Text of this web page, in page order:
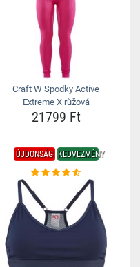
Craft W Spodky Active
Extreme X růžová
21799 Ft
ÚJDONSÁG KEDVEZMÉNY